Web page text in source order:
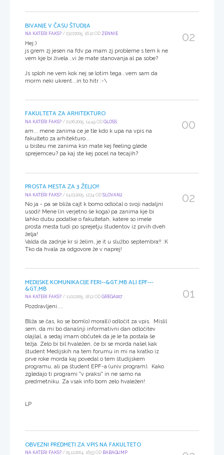
BIVANJE V ČASU ŠTUDIJA
NA KATERI FAKS? / 03.07.2005, 16:10 OD ZENNIE
Hej:)
js grem zj jesen na fdv pa mam zj probleme s tem k ne
vem kje bi živela...vi že mate stanovanja al pa sobe?
Js sploh ne vem kok nej se lotim tega...vem sam da
morm neki ukrent...in to hitr :-\
02
FAKULTETA ZA ARHITEKTURO
NA KATERI FAKS? / 01.06.2005, 14:49 OD GLOSS
am... mene zanima ce je tle kdo k upa na vpis na
fakulteto za arhitekturo...
u bisteu me zanima ksn mate kej feeling glede
sprejemceu? pa kaj ste kej pocel na tecajih?
00
PROSTA MESTA ZA 3 ŽELJO!!
NA KATERI FAKS? / 04.03.2005, 12:34 OD SLOVAN2
No ja - pa se bliža cajt k bomo odločal o svoji nadaljni
usodi! Mene (in verjetno še koga) pa zanima kje bi
lahko dubu podatke o fakultetah, katere so imele
prosta mesta tudi po sprejetju študentov iz prvih dveh
želja!
Valda da zadnje kr si želim, je it u službo septembra!! :K
Tko da hvala za odgovore že v naprej!
02
MEDIJSKE KOMUNIKACIJE FERI--&GT;MB ALI EPF---
&GT;MB
NA KATERI FAKS? / 11.02.2005, 18:12 OD GREGA007
Pozdravljeni....
Bliža se čas, ko se bom(o) moral(i) odločit za vpis. Mislil
sem, da mi bo današnji informativni dan odločitev
olajšal, a sedaj imam občutek da je le ta postala še
težja. Zelo bi bil hvaležen, če bi se morda našel kak
študent Medijskih na tem forumu in mi na kratko iz
prve roke morda kaj povedal o tem študijskem
programu, ali pa študent EPF-a (univ program). Kako
zgledajo ti programi "v praksi" in ne samo na
predmetniku. Za vsak info bom zelo hvaležen!
LP
01
OBVEZNI PREDMETI ZA VPIS NA FAKULTETO
NA KATERI FAKS? / 05.12.2004, 16:53 OD BABAGUMP